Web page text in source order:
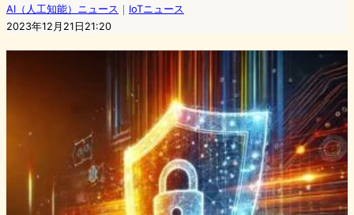
AI（人工知能）ニュース ｜ IoTニュース
2023年12月21日21:20